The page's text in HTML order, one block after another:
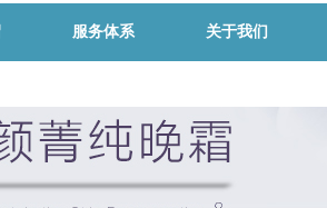
服务体系 关于我们